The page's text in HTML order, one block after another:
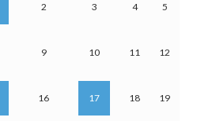
2 3 4 5
9 10 11 12
16 17 18 19